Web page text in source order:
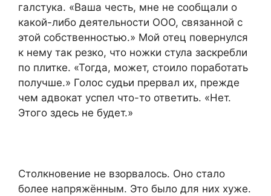
галстука. «Ваша честь, мне не сообщали о
какой-либо деятельности ООО, связанной с
этой собственностью.» Мой отец повернулся
к нему так резко, что ножки стула заскребли
по плитке. «Тогда, может, стоило поработать
получше.» Голос судьи прервал их, прежде
чем адвокат успел что-то ответить. «Нет.
Этого здесь не будет.»
Столкновение не взорвалось. Оно стало
более напряжённым. Это было для них хуже.